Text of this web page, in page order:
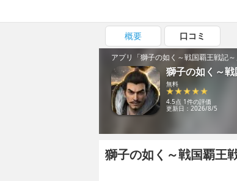
概要 口コミ
アプリ「獅子の如く～戦国覇王戦記～
獅子の如く～
無料
4.5点 1件の評価
更新日：2026/8/5
獅子の如く～戦国覇王